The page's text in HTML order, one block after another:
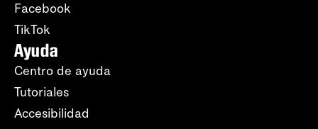
Facebook
TikTok
Ayuda
Centro de ayuda
Tutoriales
Accesibilidad